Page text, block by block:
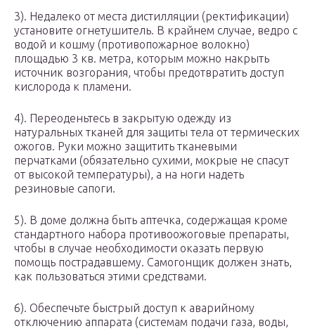
3). Недалеко от места дистилляции (ректификации)
установите огнетушитель. В крайнем случае, ведро с
водой и кошму (противопожарное волокно)
площадью 3 кв. метра, которым можно накрыть
источник возгорания, чтобы предотвратить доступ
кислорода к пламени.
4). Переоденьтесь в закрытую одежду из
натуральных тканей для защиты тела от термических
ожогов. Руки можно защитить тканевыми
перчатками (обязательно сухими, мокрые не спасут
от высокой температуры), а на ноги надеть
резиновые сапоги.
5). В доме должна быть аптечка, содержащая кроме
стандартного набора противоожоговые препараты,
чтобы в случае необходимости оказать первую
помощь пострадавшему. Самогонщик должен знать,
как пользоваться этими средствами.
6). Обеспечьте быстрый доступ к аварийному
отключению аппарата (системам подачи газа, воды,